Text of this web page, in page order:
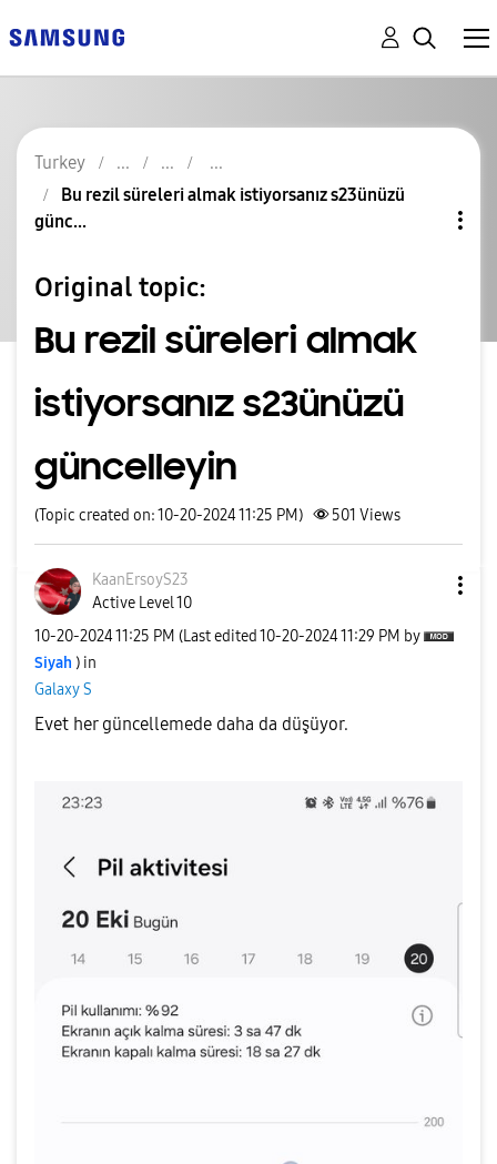
Turkey
Bu rezil süreleri almak istiyorsanız s23ünüzü
günc...
Original topic:
Bu rezil süreleri almak
istiyorsanız s23ünüzü
güncelleyin
(Topic created on: 10-20-2024 11:25 PM) 501 Views
KaanErsoyS23
Active Level 10
‎10-20-202411:25 PM (Last edited ‎10-20-202411:29 PM by
Siyah ) in
Galaxy S
Evet her güncellemede daha da düşüyor.